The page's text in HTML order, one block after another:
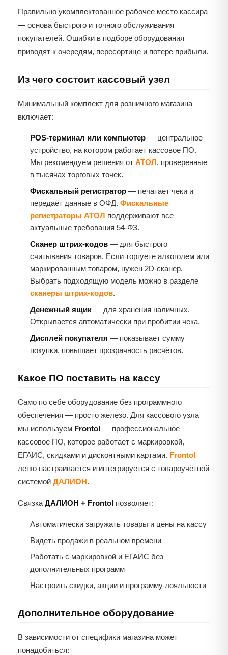
Правильно укомплектованное рабочее место кассира
— основа быстрого и точного обслуживания
покупателей. Ошибки в подборе оборудования
приводят к очередям, пересортице и потере прибыли.
Из чего состоит кассовый узел
Минимальный комплект для розничного магазина
включает:
POS-терминал или компьютер — центральное
устройство, на котором работает кассовое ПО.
Мы рекомендуем решения от АТОЛ, проверенные
в тысячах торговых точек.
Фискальный регистратор — печатает чеки и
передаёт данные в ОФД. Фискальные
регистраторы АТОЛ поддерживают все
актуальные требования 54-ФЗ.
Сканер штрих-кодов — для быстрого
считывания товаров. Если торгуете алкоголем или
маркированным товаром, нужен 2D-сканер.
Выбрать подходящую модель можно в разделе
сканеры штрих-кодов.
Денежный ящик — для хранения наличных.
Открывается автоматически при пробитии чека.
Дисплей покупателя — показывает сумму
покупки, повышает прозрачность расчётов.
Какое ПО поставить на кассу
Само по себе оборудование без программного
обеспечения — просто железо. Для кассового узла
мы используем Frontol — профессиональное
кассовое ПО, которое работает с маркировкой,
ЕГАИС, скидками и дисконтными картами. Frontol
легко настраивается и интегрируется с товароучётной
системой ДАЛИОН.
Связка ДАЛИОН + Frontol позволяет:
Автоматически загружать товары и цены на кассу
Видеть продажи в реальном времени
Работать с маркировкой и ЕГАИС без
дополнительных программ
Настроить скидки, акции и программу лояльности
Дополнительное оборудование
В зависимости от специфики магазина может
понадобиться: